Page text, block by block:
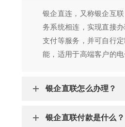
银企直连，又称银企互
务系统相连，实现直接
支付等服务，并可自行
能，适用于高端客户的电
银企直联怎么办理？
银企直联付款是什么？